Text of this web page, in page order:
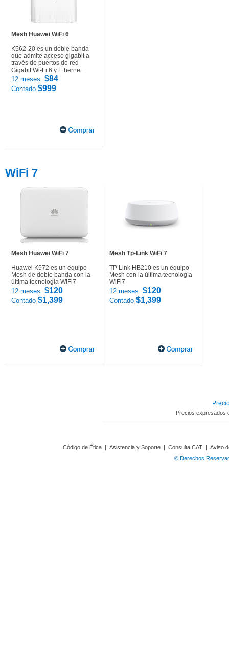
Mesh Huawei WiFi 6
K562-20 es un doble banda
que admite acceso gigabit a
través de puertos de red
Gigabit Wi-Fi 6 y Ethernet
12 meses: $84
Contado $999
WiFi 7
Mesh Huawei WiFi 7
Huawei K572 es un equipo
Mesh de doble banda con la
última tecnología WiFi7
12 meses: $120
Contado $1,399
Mesh Tp-Link WiFi 7
TP Link HB210 es un equipo
Mesh con la última tecnología
WiFi7
12 meses: $120
Contado $1,399
Precios expresados
Código de Ética | Asistencia y Soporte | Consulta CAT | Aviso
© Derechos